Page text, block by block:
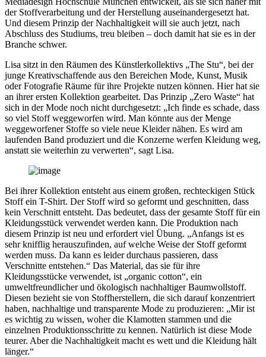
der Stoffverarbeitung und der Herstellung auseinandergesetzt hat.
Und diesem Prinzip der Nachhaltigkeit will sie auch jetzt, nach
Abschluss des Studiums, treu bleiben – doch damit hat sie es in der
Branche schwer.
Lisa sitzt in den Räumen des Künstlerkollektivs „The Stu“, bei der
junge Kreativschaffende aus den Bereichen Mode, Kunst, Musik
oder Fotografie Räume für ihre Projekte nutzen können. Hier hat sie
an ihrer ersten Kollektion gearbeitet. Das Prinzip „Zero Waste“ hat
sich in der Mode noch nicht durchgesetzt: „Ich finde es schade, dass
so viel Stoff weggeworfen wird. Man könnte aus der Menge
weggeworfener Stoffe so viele neue Kleider nähen. Es wird am
laufenden Band produziert und die Konzerne werfen Kleidung weg,
anstatt sie weiterhin zu verwerten“, sagt Lisa.
Bei ihrer Kollektion entsteht aus einem großen, rechteckigen Stück
Stoff ein T-Shirt. Der Stoff wird so geformt und geschnitten, dass
kein Verschnitt entsteht. Das bedeutet, dass der gesamte Stoff für ein
Kleidungsstück verwendet werden kann. Die Produktion nach
diesem Prinzip ist neu und erfordert viel Übung. „Anfangs ist es
sehr knifflig herauszufinden, auf welche Weise der Stoff geformt
werden muss. Da kann es leider durchaus passieren, dass
Verschnitte entstehen.“ Das Material, das sie für ihre
Kleidungsstücke verwendet, ist „organic cotton“, ein
umweltfreundlicher und ökologisch nachhaltiger Baumwollstoff.
Diesen bezieht sie von Stoffherstellern, die sich darauf konzentriert
haben, nachhaltige und transparente Mode zu produzieren: „Mir ist
es wichtig zu wissen, woher die Klamotten stammen und die
einzelnen Produktionsschritte zu kennen. Natürlich ist diese Mode
teurer. Aber die Nachhaltigkeit macht es wett und die Kleidung hält
länger.“